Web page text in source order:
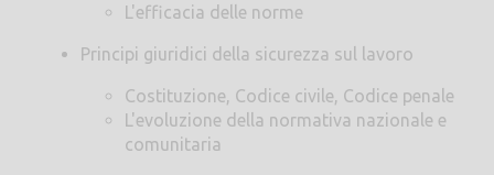
L'efficacia delle norme
Principi giuridici della sicurezza sul lavoro
Costituzione, Codice civile, Codice penale
L'evoluzione della normativa nazionale e
comunitaria